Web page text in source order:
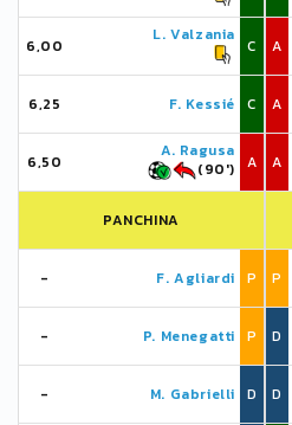
6,00
L. Valzania
C
6,25 F. Kessié C
6,50
A. Ragusa
(90')
A
PANCHINA
- F. Agliardi P
- P. Menegatti P
- M. Gabrielli D
A
A
A
P
D
D